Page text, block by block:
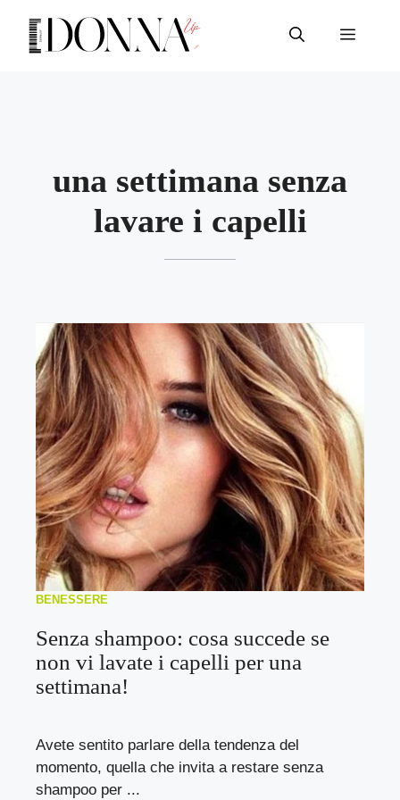
contenuto
Menu
una settimana senza
lavare i capelli
BENESSERE
Senza shampoo: cosa succede se
non vi lavate i capelli per una
settimana!
Avete sentito parlare della tendenza del
momento, quella che invita a restare senza
shampoo per ...